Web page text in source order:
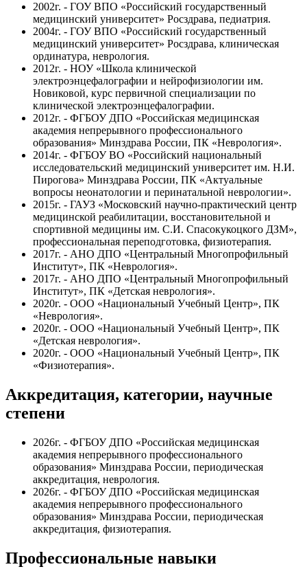
2002г. - ГОУ ВПО «Российский государственный
медицинский университет» Росздрава, педиатрия.
2004г. - ГОУ ВПО «Российский государственный
медицинский университет» Росздрава, клиническая
ординатура, неврология.
2012г. - НОУ «Школа клинической
электроэнцефалографии и нейрофизиологии им.
Новиковой, курс первичной специализации по
клинической электроэнцефалографии.
2012г. - ФГБОУ ДПО «Российская медицинская
академия непрерывного профессионального
образования» Минздрава России, ПК «Неврология».
2014г. - ФГБОУ ВО «Российский национальный
исследовательский медицинский университет им. Н.И.
Пирогова» Минздрава России, ПК «Актуальные
вопросы неонатологии и перинатальной неврологии».
2015г. - ГАУЗ «Московский научно-практический центр
медицинской реабилитации, восстановительной и
спортивной медицины им. С.И. Спасокукоцкого ДЗМ»,
профессиональная переподготовка, физиотерапия.
2017г. - АНО ДПО «Центральный Многопрофильный
Институт», ПК «Неврология».
2017г. - АНО ДПО «Центральный Многопрофильный
Институт», ПК «Детская неврология».
2020г. - ООО «Национальный Учебный Центр», ПК
«Неврология».
2020г. - ООО «Национальный Учебный Центр», ПК
«Детская неврология».
2020г. - ООО «Национальный Учебный Центр», ПК
«Физиотерапия».
Аккредитация, категории, научные
степени
2026г. - ФГБОУ ДПО «Российская медицинская
академия непрерывного профессионального
образования» Минздрава России, периодическая
аккредитация, неврология.
2026г. - ФГБОУ ДПО «Российская медицинская
академия непрерывного профессионального
образования» Минздрава России, периодическая
аккредитация, физиотерапия.
Профессиональные навыки